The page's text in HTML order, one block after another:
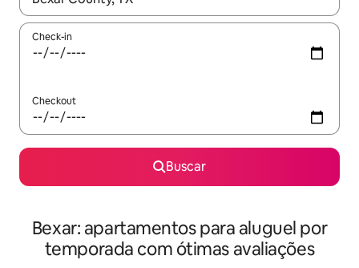
Check-in
Checkout
Buscar
Bexar: apartamentos para aluguel por
temporada com ótimas avaliações